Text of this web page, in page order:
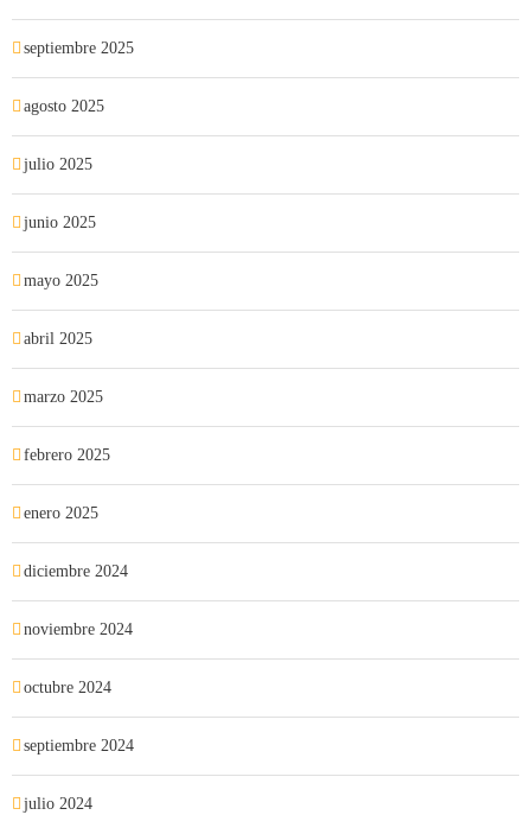
septiembre 2025
agosto 2025
julio 2025
junio 2025
mayo 2025
abril 2025
marzo 2025
febrero 2025
enero 2025
diciembre 2024
noviembre 2024
octubre 2024
septiembre 2024
julio 2024